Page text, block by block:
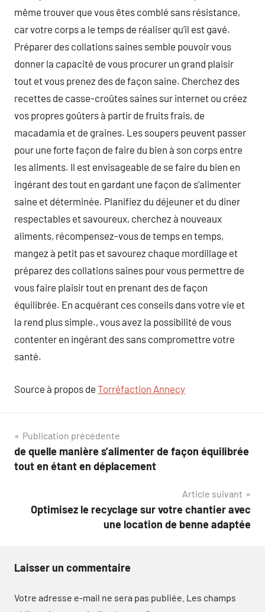
même trouver que vous êtes comblé sans résistance,
car votre corps a le temps de réaliser qu’il est gavé.
Préparer des collations saines semble pouvoir vous
donner la capacité de vous procurer un grand plaisir
tout et vous prenez des de façon saine. Cherchez des
recettes de casse-croûtes saines sur internet ou créez
vos propres goûters à partir de fruits frais, de
macadamia et de graines. Les soupers peuvent passer
pour une forte façon de faire du bien à son corps entre
les aliments. Il est envisageable de se faire du bien en
ingérant des tout en gardant une façon de s’alimenter
saine et déterminée. Planifiez du déjeuner et du diner
respectables et savoureux, cherchez à nouveaux
aliments, récompensez-vous de temps en temps,
mangez à petit pas et savourez chaque mordillage et
préparez des collations saines pour vous permettre de
vous faire plaisir tout en prenant des de façon
équilibrée. En acquérant ces conseils dans votre vie et
la rend plus simple., vous avez la possibilité de vous
contenter en ingérant des sans compromettre votre
santé.
Source à propos de Torréfaction Annecy
Navigation
de
Publication précédente
de quelle manière s’alimenter de façon équilibrée
tout en étant en déplacement
Article suivant
Optimisez le recyclage sur votre chantier avec
une location de benne adaptée
Laisser un commentaire
Votre adresse e-mail ne sera pas publiée. Les champs